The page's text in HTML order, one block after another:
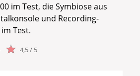
im Test, die Symbiose aus
und Recording-
Test.
4,5 / 5